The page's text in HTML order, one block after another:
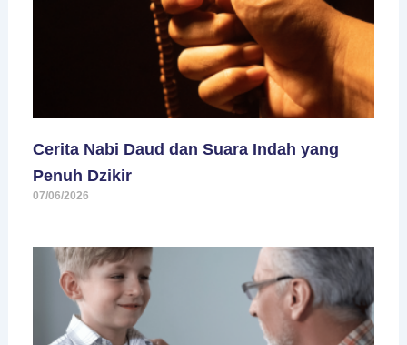
Cerita Nabi Daud dan Suara Indah yang
Penuh Dzikir
07/06/2026